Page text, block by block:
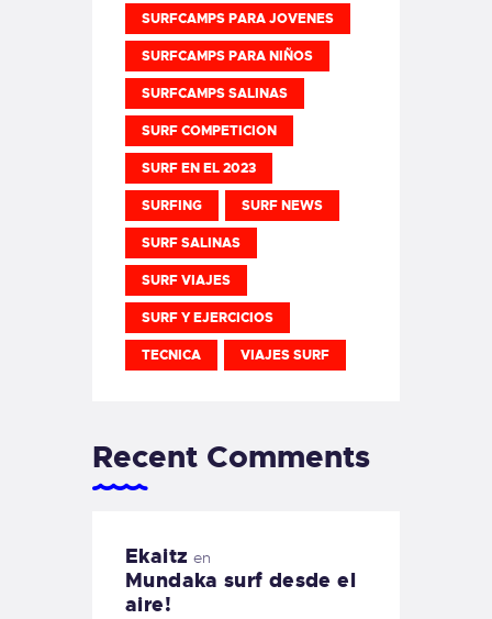
SURFCAMPS PARA JOVENES
SURFCAMPS PARA NIÑOS
SURFCAMPS SALINAS
SURF COMPETICION
SURF EN EL 2023
SURFING SURF NEWS
SURF SALINAS
SURF VIAJES
SURF Y EJERCICIOS
TECNICA VIAJES SURF
Recent Comments
Ekaitz en
Mundaka surf desde el
aire!